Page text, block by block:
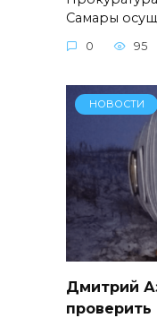
Самары
0 95
НОВОСТИ
Дмитрий